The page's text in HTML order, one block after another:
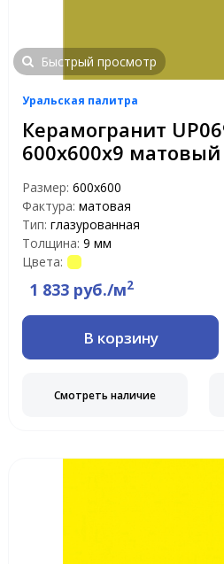
Быстрый просмотр
Уральская палитра
Керамогранит
600х600х9 матовый
Размер: 600х600
Фактура: матовая
Тип: глазурованная
Толщина: 9 мм
Цвета:
1 833 руб./м2
В корзину
Смотреть наличие